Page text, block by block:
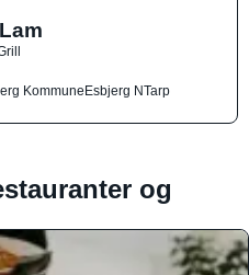
KommuneEsbjerg NTarp
og